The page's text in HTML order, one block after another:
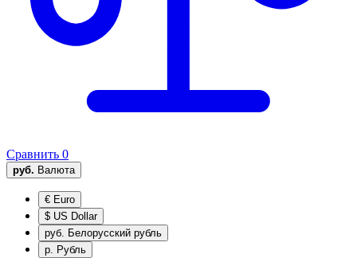
Сравнить 0
руб. Валюта
€ Euro
$ US Dollar
руб. Белорусский рубль
р. Рубль